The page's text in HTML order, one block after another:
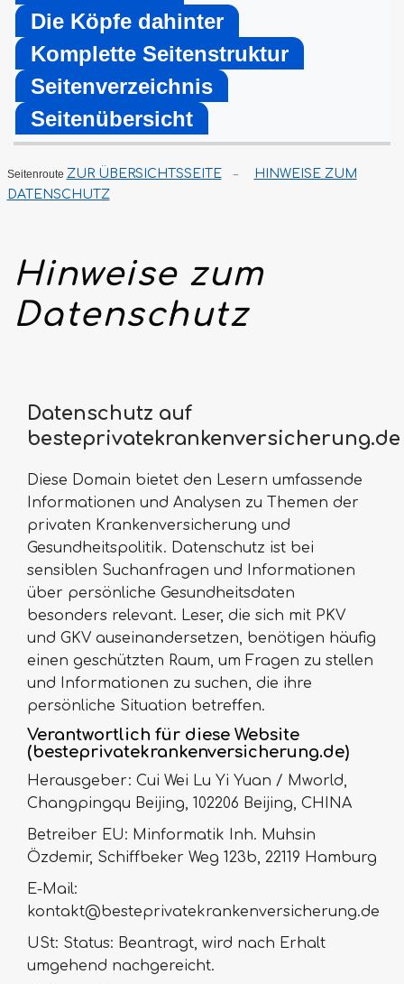
Die Köpfe dahinter
Komplette Seitenstruktur
Seitenverzeichnis
Seitenübersicht
Seitenroute ZUR ÜBERSICHTSSEITE –
HINWEISE ZUM
DATENSCHUTZ
Hinweise zum
Datenschutz
Datenschutz auf
besteprivatekrankenversicherung.de
Diese Domain bietet den Lesern umfassende
Informationen und Analysen zu Themen der
privaten Krankenversicherung und
Gesundheitspolitik. Datenschutz ist bei
sensiblen Suchanfragen und Informationen
über persönliche Gesundheitsdaten
besonders relevant. Leser, die sich mit PKV
und GKV auseinandersetzen, benötigen häufig
einen geschützten Raum, um Fragen zu stellen
und Informationen zu suchen, die ihre
persönliche Situation betreffen.
Verantwortlich für diese Website
(besteprivatekrankenversicherung.de)
Herausgeber: Cui Wei Lu Yi Yuan / Mworld,
Changpingqu Beijing, 102206 Beijing, CHINA
Betreiber EU: Minformatik Inh. Muhsin
Özdemir, Schiffbeker Weg 123b, 22119 Hamburg
E-Mail:
kontakt@besteprivatekrankenversicherung.de
USt: Status: Beantragt, wird nach Erhalt
umgehend nachgereicht.